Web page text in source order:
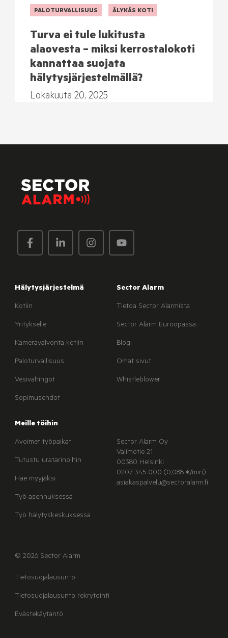
PALOTURVALLISUUS ÄLYKÄS KOTI
Turva ei tule lukitusta
alaovesta – miksi kerrostalokoti
kannattaa suojata
hälytysjärjestelmällä?
Lokakuuta 20, 2025
Hälytysjärjestelmä
Kotiin
Yritykselle
Kameravalvonta kotiin
Paloturvallisuus
Vesivahingot
Sopimusehdot
Sector Alarm
Tietoa Sector Alarmista
Sector Alarm Euroopassa
Blogi
Omat sivut
Whistleblower
Meille töihin
Avoimet työpaikat
Tutustu uratarinoihin
Hae myyjäksi
Työ asennuksessa
Työ hälytyskeskuksessa
Sector Alarm Oy
Valimotie 21
00380 Helsinki
0207 345 000 (0,088 €/min)
asiakaspalvelu@sectoralarm.fi
© 2026 Sector Alarm
Tietosuojalausunto
Tietosuojalausunto rekrytointi
Evästekäytäntö